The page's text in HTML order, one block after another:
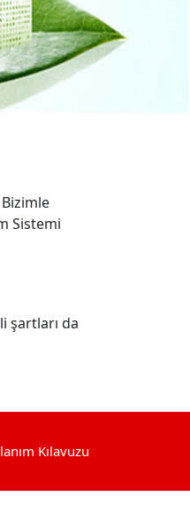
Sistemi
şartları da
Kılavuzu